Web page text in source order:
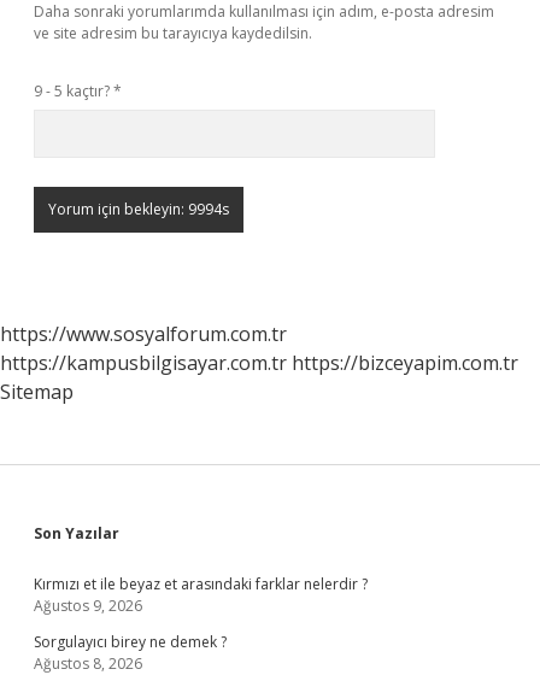
Daha sonraki yorumlarımda kullanılması için adım, e-posta adresim
ve site adresim bu tarayıcıya kaydedilsin.
9 - 5 kaçtır?*
https://www.sosyalforum.com.tr
https://kampusbilgisayar.com.tr https://bizceyapim.com.tr
Sitemap
Sidebar
Son Yazılar
Kırmızı et ile beyaz et arasındaki farklar nelerdir ?
Ağustos 9, 2026
Sorgulayıcı birey ne demek ?
Ağustos 8, 2026